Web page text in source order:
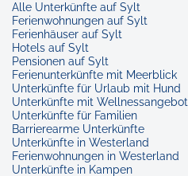
Alle Unterkünfte auf Sylt
Ferienwohnungen auf Sylt
Ferienhäuser auf Sylt
Hotels auf Sylt
Pensionen auf Sylt
Ferienunterkünfte mit Meerblick
Unterkünfte für Urlaub mit Hund
Unterkünfte mit Wellnessangebot
Unterkünfte für Familien
Barrierearme Unterkünfte
Unterkünfte in Westerland
Ferienwohnungen in Westerland
Unterkünfte in Kampen